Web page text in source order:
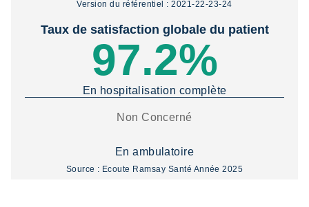
Version du référentiel : 2021-22-23-24
Taux de satisfaction globale du patient
97.2%
En hospitalisation complète
Non Concerné
En ambulatoire
Source : Ecoute Ramsay Santé Année 2025